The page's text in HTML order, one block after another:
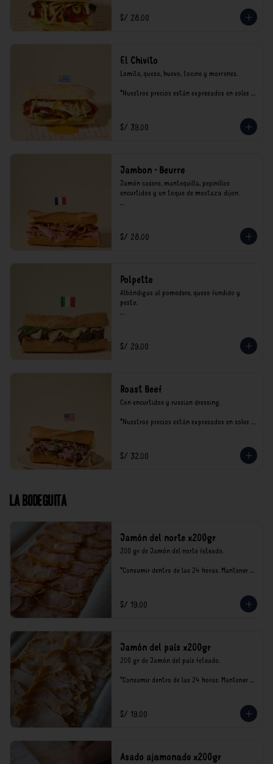
consumo.
S/ 28.00
El Chivito
Lomito, queso, huevo, tocino y morrones.
*Nuestros precios están expresados en soles e
S/ 39.00
Jambon - Beurre
Jamón casero, mantequilla, pepinillos
encurtidos y un toque de mostaza dijon.
consumo.
S/ 28.00
Polpette
Albóndigas al pomodoro, queso fundido y
pesto.
consumo.
S/ 29.00
Roast Beef
Con encurtidos y russian dressing.
*Nuestros precios están expresados en soles e
S/ 32.00
La Bodeguita
Jamón del norte x200gr
200 gr de Jamón del norte feteado.
*Consumir dentro de las 24 horas. Mantener
incluyen impuestos de ley y recargo al
consumo.
S/ 19.00
Jamón del país x200gr
200 gr de Jamón del país feteado.
*Consumir dentro de las 24 horas. Mantener
incluyen impuestos de ley y recargo al
consumo.
S/ 19.00
Asado ajamonado x200gr